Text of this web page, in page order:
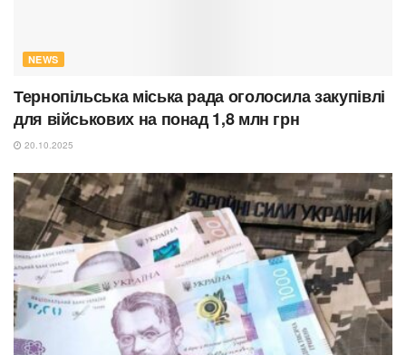
NEWS
Тернопільська міська рада оголосила закупівлі
для військових на понад 1,8 млн грн
20.10.2025